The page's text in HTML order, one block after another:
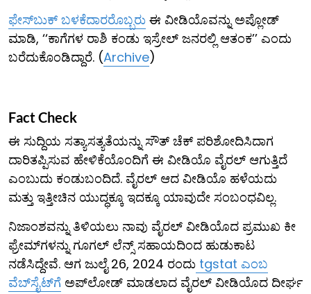
ಫೇಸ್​ಬುಕ್ ಬಳಕೆದಾರರೊಬ್ಬರು ಈ ವೀಡಿಯೊವನ್ನು ಅಪ್ಲೋಡ್
ಮಾಡಿ, ‘‘ಕಾಗೆಗಳ ರಾಶಿ ಕಂಡು ಇಸ್ರೇಲ್ ಜನರಲ್ಲಿ ಆತಂಕ’’ ಎಂದು
ಬರೆದುಕೊಂಡಿದ್ದಾರೆ. (Archive)
Fact Check
ಈ ಸುದ್ದಿಯ ಸತ್ಯಾಸತ್ಯತೆಯನ್ನು ಸೌತ್ ಚೆಕ್ ಪರಿಶೋದಿಸಿದಾಗ
ದಾರಿತಪ್ಪಿಸುವ ಹೇಳಿಕೆಯೊಂದಿಗೆ ಈ ವೀಡಿಯೊ ವೈರಲ್ ಆಗುತ್ತಿದೆ
ಎಂಬುದು ಕಂಡುಬಂದಿದೆ. ವೈರಲ್ ಆದ ವೀಡಿಯೊ ಹಳೆಯದು
ಮತ್ತು ಇತ್ತೀಚಿನ ಯುದ್ಧಕ್ಕೂ ಇದಕ್ಕೂ ಯಾವುದೇ ಸಂಬಂಧವಿಲ್ಲ.
ನಿಜಾಂಶವನ್ನು ತಿಳಿಯಲು ನಾವು ವೈರಲ್ ವೀಡಿಯೊದ ಪ್ರಮುಖ ಕೀ
ಫ್ರೇಮ್‌ಗಳನ್ನು ಗೂಗಲ್ ಲೆನ್ಸ್ ಸಹಾಯದಿಂದ ಹುಡುಕಾಟ
ನಡೆಸಿದ್ದೇವೆ. ಆಗ ಜುಲೈ 26, 2024 ರಂದು tgstat ಎಂಬ
ವೆಬ್‌ಸೈಟ್‌ಗೆ ಅಪ್‌ಲೋಡ್ ಮಾಡಲಾದ ವೈರಲ್ ವೀಡಿಯೊದ ದೀರ್ಘ